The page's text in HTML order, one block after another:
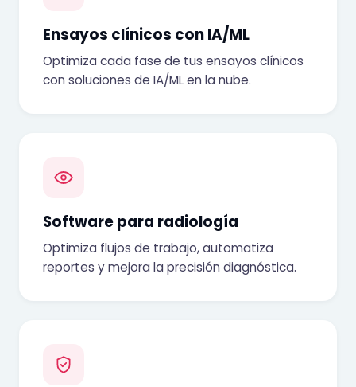
Ensayos clínicos con IA/ML
Optimiza cada fase de tus ensayos clínicos
con soluciones de IA/ML en la nube.
Software para radiología
Optimiza flujos de trabajo, automatiza
reportes y mejora la precisión diagnóstica.